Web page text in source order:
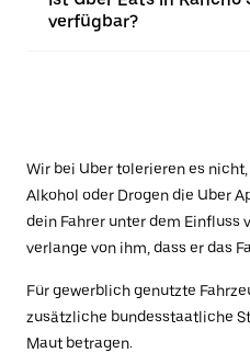
verfügbar?
Wir bei Uber tolerieren es
Alkohol oder Drogen die Uber
dein Fahrer unter dem Einfluss
verlange von ihm, dass er das
Für gewerblich genutzte
zusätzliche bundesstaatliche
Maut betragen.